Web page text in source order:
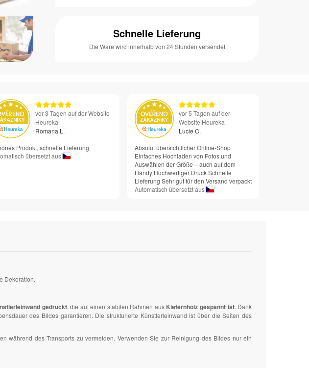
Schnelle Lieferung
Die Ware wird innerhalb von 24 Stunden versendet
vor 3 Tagen auf der Website
Heureka
Romana L.
Produkt, schnelle Lieferung
übersetzt aus
vor 5 Tagen auf der
Website Heureka
Lucie C.
Absolut übersichtlicher Online-Shop
Einfaches Hochladen von Fotos und
Auswählen der Größe – auch auf dem
Handy Hochwertiger Druck Schnelle
Lieferung Sehr gut für den Versand verpackt
Automatisch übersetzt aus
Dekoration.
gedruckt, die auf einen stabilen Rahmen aus Kiefernholz gespannt ist. Dank
des Bildes garantieren. Die strukturierte Künstlerleinwand ist über die Seiten des
während des Transports zu vermeiden. Verwenden Sie zur Reinigung des Bildes nur ein